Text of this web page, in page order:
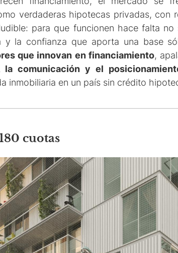
verdaderas hipotecas privadas, con
para que funcionen hace falta
y la confianza que aporta una base
que innovan en financiamiento,
comunicación y el
inmobiliaria en un país sin crédito
cuotas